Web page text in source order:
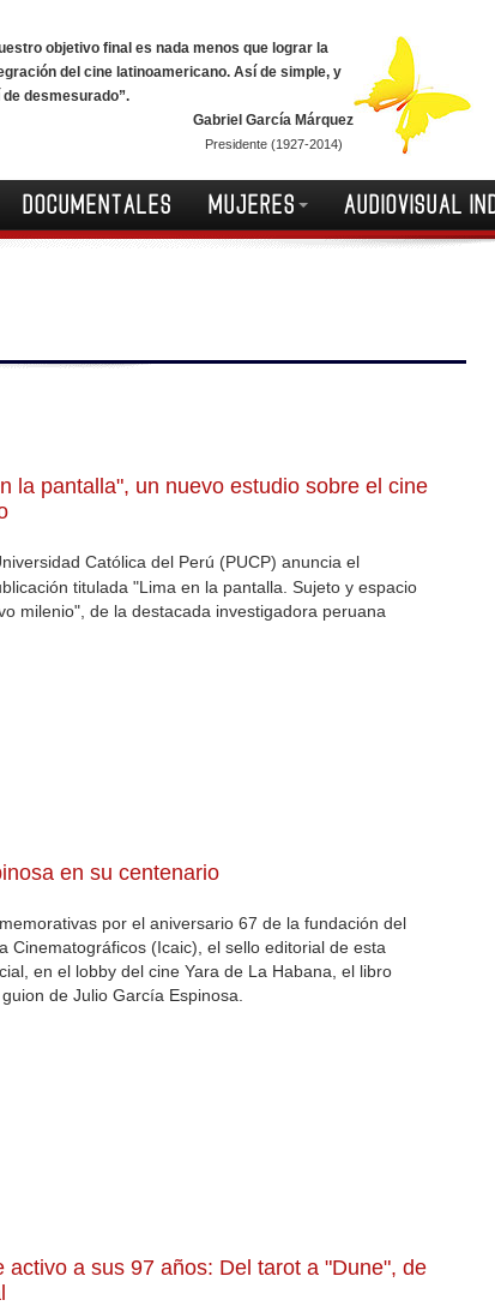
objetivo final es nada menos que lograr la
del cine latinoamericano. Así de simple, y
de desmesurado”.
Gabriel García Márquez
Presidente (1927-2014)
DOCUMENTALES MUJERES AUDIOVISUAL
la pantalla", un nuevo estudio sobre el cine
Católica del Perú (PUCP) anuncia el
titulada "Lima en la pantalla. Sujeto y espacio
milenio", de la destacada investigadora peruana
en su centenario
por el aniversario 67 de la fundación del
Cinematográficos (Icaic), el sello editorial de esta
en el lobby del cine Yara de La Habana, el libro
de Julio García Espinosa.
a sus 97 años: Del tarot a "Dune", de